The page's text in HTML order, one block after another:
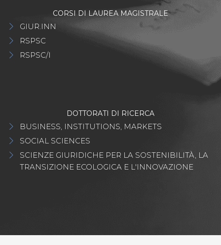
CORSI DI LAUREA MAGISTRALE
GIUR.INN
RSPSC
RSPSC/I
DOTTORATI DI RICERCA
BUSINESS, INSTITUTIONS, MARKETS
SOCIAL SCIENCES
SCIENZE GIURIDICHE PER LA SOSTENIBILITÀ, LA
TRANSIZIONE ECOLOGICA E L'INNOVAZIONE